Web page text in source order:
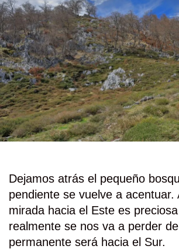
Dejamos atrás el pequeño
pendiente se vuelve a acentuar.
mirada hacia el Este es
realmente se nos va a perder
permanente será hacia el Sur.